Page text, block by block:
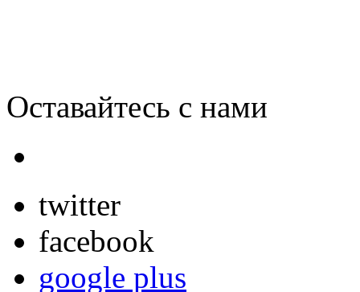
Оставайтесь с нами
twitter
facebook
google plus